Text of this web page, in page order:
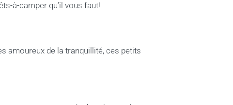
à-camper qu’il vous faut!
amoureux de la tranquillité, ces petits